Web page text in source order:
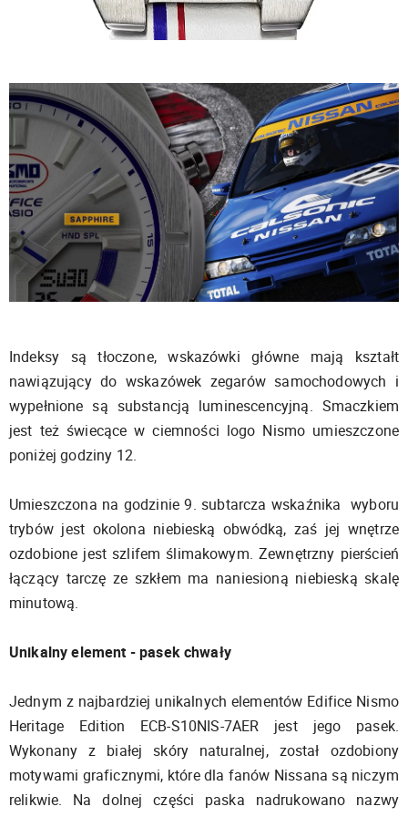
Indeksy są tłoczone, wskazówki główne mają kształt
nawiązujący do wskazówek zegarów samochodowych i
wypełnione są substancją luminescencyjną. Smaczkiem
jest też świecące w ciemności logo Nismo umieszczone
poniżej godziny 12.
Umieszczona na godzinie 9. subtarcza wskaźnika wyboru
trybów jest okolona niebieską obwódką, zaś jej wnętrze
ozdobione jest szlifem ślimakowym. Zewnętrzny pierścień
łączący tarczę ze szkłem ma naniesioną niebieską skalę
minutową.
Unikalny element - pasek chwały
Jednym z najbardziej unikalnych elementów Edifice Nismo
Heritage Edition ECB-S10NIS-7AER jest jego pasek.
Wykonany z białej skóry naturalnej, został ozdobiony
motywami graficznymi, które dla fanów Nissana są niczym
relikwie. Na dolnej części paska nadrukowano nazwy